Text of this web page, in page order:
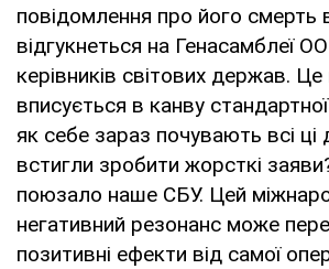
повідомлення про його смерть
відгукнеться на Генасамблеї
керівників світових держав.
вписується в канву стандартної
як себе зараз почувають всі ці
встигли зробити жорсткі
поюзало наше СБУ. Цей
негативний резонанс може
позитивні ефекти від самої